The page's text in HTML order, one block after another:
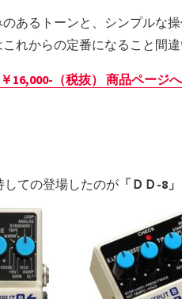
のあるトーンと、シンプルな
これからの定番になること間違
16,000-（税抜） 商品ページ
しての登場したのが 「ＤＤ-8」